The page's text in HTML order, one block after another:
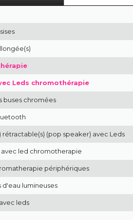
Leds chromothérapie
buses chromées
rétractable(s) (pop speaker) avec Leds
avec led chromotherapie
périphériques
d'eau lumineuses
leds